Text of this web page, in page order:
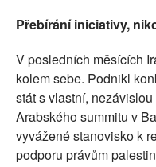
Přebírání iniciativy,
V posledních měsících
kolem sebe. Podnikl
stát s vlastní,
Arabského summitu v
vyvážené stanovisko k
podporu právům